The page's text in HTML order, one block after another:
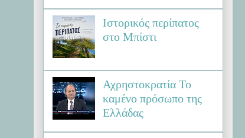
Ιστορικός περίπατος
στο Μπίστι
Αχρηστοκρατία Το
καμένο πρόσωπο της
Ελλάδας